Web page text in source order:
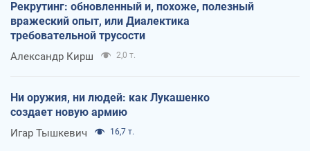
Рекрутинг: обновленный и, похоже, полезный
вражеский опыт, или Диалектика
требовательной трусости
Александр Кирш 2,0 т.
Ни оружия, ни людей: как Лукашенко
создает новую армию
Игар Тышкевич 16,7 т.